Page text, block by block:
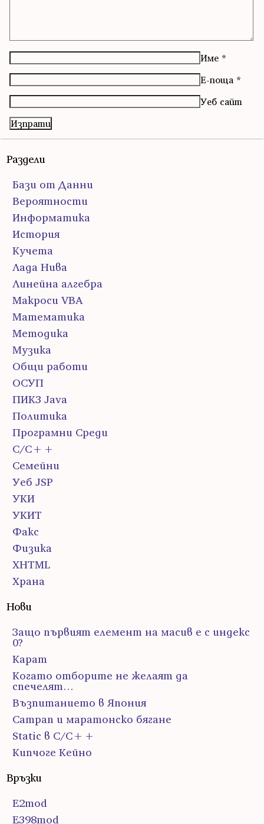
Име *
Е-поща *
Уеб сайт
Раздели
Бази от Данни
Вероятности
Информатика
История
Кучета
Лада Нива
Линейна алгебра
Макроси VBA
Математика
Методика
Музика
Общи работи
ОСУП
ПИК3 Java
Политика
Програмни Среди
С/С++
Семейни
Уеб JSP
УКИ
УКИТ
Факс
Физика
ХHTML
Храна
Нови
Защо първият елемент на масив е с индекс
0?
Карат
Когато отборите не желаят да
спечелят…
Възпитанието в Япония
Сатрап и маратонско бягане
Static в C/C++
Кипчоге Кейно
Връзки
E2mod
E398mod